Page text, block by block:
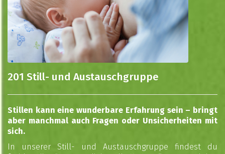
201 Still- und Austauschgruppe
Stillen kann eine wunderbare Erfahrung sein – bringt
aber manchmal auch Fragen oder Unsicherheiten mit
sich.
In unserer Still- und Austauschgruppe findest du